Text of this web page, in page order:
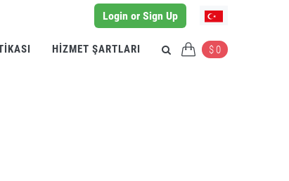
Login or Sign Up
HIZMET ŞARTLARI $ 0